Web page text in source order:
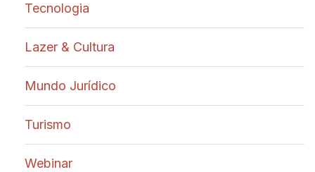
Tecnologia
Lazer & Cultura
Mundo Jurídico
Turismo
Webinar